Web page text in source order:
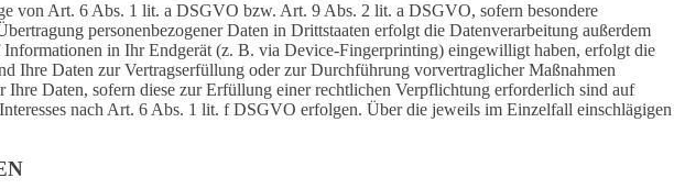
von Art. 6 Abs. 1 lit. a DSGVO bzw. Art. 9 Abs. 2 lit. a DSGVO, sofern besondere
personenbezogener Daten in Drittstaaten erfolgt die Datenverarbeitung außerdem
in Ihr Endgerät (z. B. via Device-Fingerprinting) eingewilligt haben, erfolgt die
Daten zur Vertragserfüllung oder zur Durchführung vorvertraglicher Maßnahmen
Daten, sofern diese zur Erfüllung einer rechtlichen Verpflichtung erforderlich sind auf
nach Art. 6 Abs. 1 lit. f DSGVO erfolgen. Über die jeweils im Einzelfall einschlägigen